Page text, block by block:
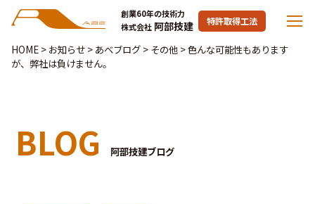
創業60年の技術力
株式会社 阿部技建 特許取得工法
HOME> お知らせ> あべブログ> その他>色んな可能性もあります
が、弊社は負けません。
BLOG 阿部技建ブログ